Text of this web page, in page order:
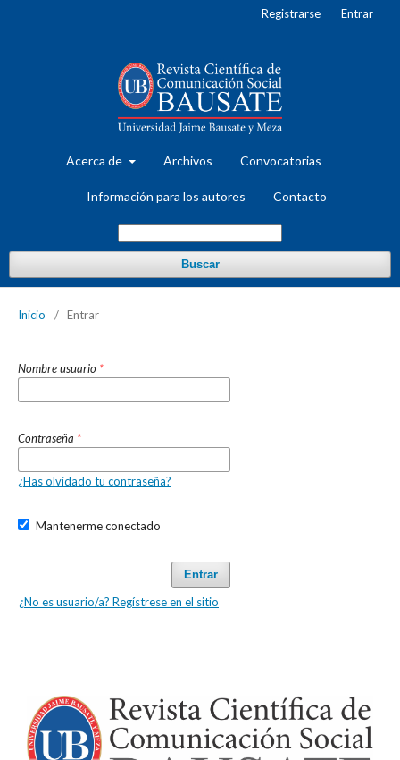
Acerca de Archivos Convocatorias
Información para los autores Contacto
Buscar
Registrarse Entrar
Inicio / Entrar
Nombre usuario *
Contraseña *
¿Has olvidado tu contraseña?
Mantenerme conectado
Entrar
¿No es usuario/a? Regístrese en el sitio